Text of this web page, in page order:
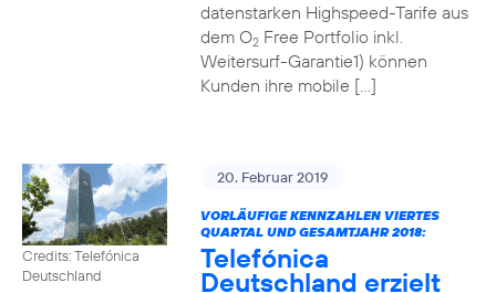
datenstarken Highspeed-Tarife aus
dem O2Free Portfolio inkl.
Weitersurf-Garantie1) können
Kunden ihre mobile […]
Credits: Telefónica
Deutschland
20. Februar 2019
VORLÄUFIGE KENNZAHLEN VIERTES
QUARTAL UND GESAMTJAHR 2018:
Telefónica
Deutschland erzielt